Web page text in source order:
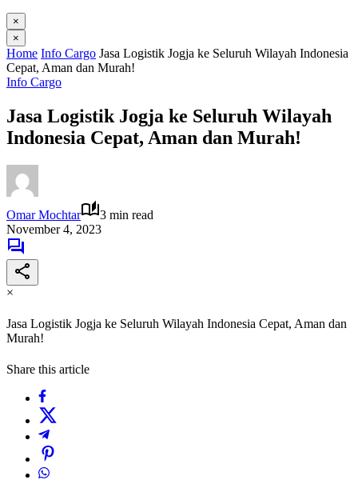
×
×
Home Info Cargo Jasa Logistik Jogja ke Seluruh Wilayah Indonesia
Cepat, Aman dan Murah!
Info Cargo
Jasa Logistik Jogja ke Seluruh Wilayah
Indonesia Cepat, Aman dan Murah!
Omar Mochtar
3 min read
November 4, 2023
×
Jasa Logistik Jogja ke Seluruh Wilayah Indonesia Cepat, Aman dan
Murah!
Share this article